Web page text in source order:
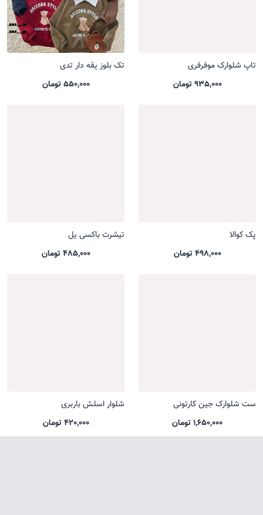
تاپ شلوارک موفرفری
935,000 تومان
تک بلوز یقه دار تدی
550,000 تومان
پک کوالا
498,000 تومان
تیشرت باکسی یل
485,000 تومان
ست شلوارک جین کارتونی
1,650,000 تومان
شلوار اسلش باربری
420,000 تومان